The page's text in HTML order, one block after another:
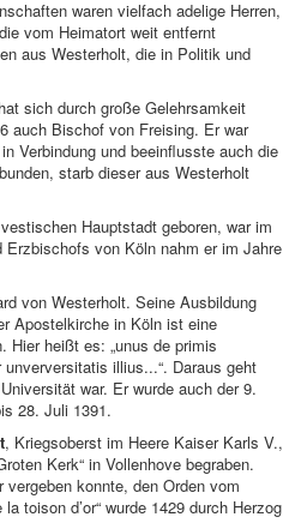
waren vielfach adelige Herren,
vom Heimatort weit entfernt
aus Westerholt, die in Politik und
sich durch große Gelehrsamkeit
auch Bischof von Freising. Er war
Verbindung und beeinflusste auch die
starb dieser aus Westerholt
Hauptstadt geboren, war im
von Köln nahm er im Jahre
von Westerholt. Seine Ausbildung
Apostelkirche in Köln ist eine
Hier heißt es: „unus de primis
illius...“. Daraus geht
war. Er wurde auch der 9.
28. Juli 1391.
, Kriegsoberst im Heere Kaiser Karls V.,
Kerk“ in Vollenhove begraben.
konnte, den Orden vom
toison d’or“ wurde 1429 durch Herzog